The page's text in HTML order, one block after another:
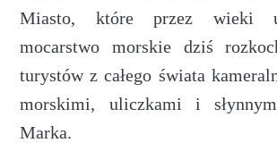
Miasto, które przez wieki
mocarstwo morskie dziś
turystów z całego świata
morskimi, uliczkami i
Marka.